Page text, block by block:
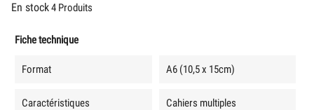
En stock4 Produits
Fiche technique
Format A6 (10,5 x 15cm)
Caractéristiques
Cahiers multiples